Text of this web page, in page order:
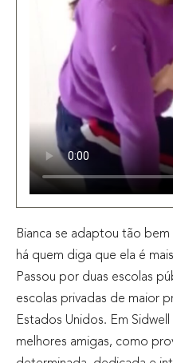
Bianca se adaptou tão
há quem diga que ela é
Passou por duas escolas
escolas privadas de maior
Estados Unidos. Em
melhores amigas, como